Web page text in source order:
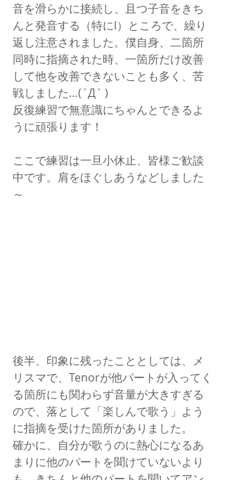
音を滑らかに接続し、且つ子音をきち
んと発音する（特にl）ところで、繰り
返し注意されました。僕自身、二箇所
同時に指摘された時、一箇所だけ改善
して他を改善できないことも多く、苦
戦しました…(´Д` )
反復練習で無意識にちゃんとできるよ
うに頑張ります！
ここで練習は一旦小休止、皆様ご歓談
中です。肩をほぐしあうなどしました
～
後半、印象に残ったこととしては、メ
リスマで、Tenorが他パートが入ってく
る箇所にも関わらず音量が大きすぎる
ので、落として「楽しんで歌う」よう
に指摘を受けた箇所がありました。
確かに、自分が歌うのに熱心になるあ
まりに他のパートを聞けていないより